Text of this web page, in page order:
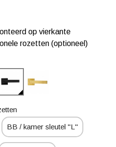
op vierkante
rozetten (optioneel)
BB / kamer sleutel "L"